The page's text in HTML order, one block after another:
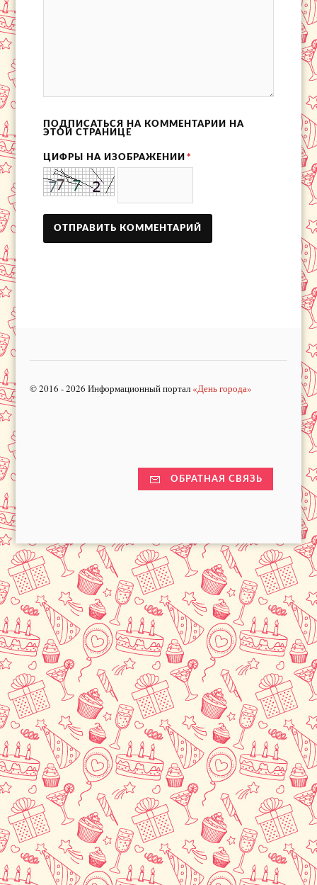
ПОДПИСАТЬСЯ НА КОММЕНТАРИИ НА
ЭТОЙ СТРАНИЦЕ
ЦИФРЫ НА ИЗОБРАЖЕНИИ *
© 2016 - 2026 Информационный портал «День города»
ОБРАТНАЯ СВЯЗЬ